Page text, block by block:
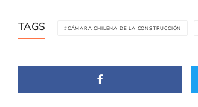
TAGS CÁMARA CHILENA DE LA CONSTRUCCIÓN